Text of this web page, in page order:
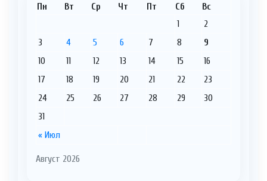
Август 2026
Пн Вт Ср Чт Пт Сб Вс
« Июл
1
2
3
4 5 6 7 8
9
10
11 12 13 14 15
16
17
18 19 20 21 22
23
24
25 26 27 28 29
30
31